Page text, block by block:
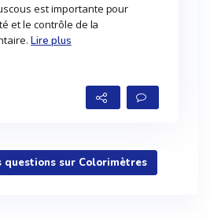
est importante pour
et le contrôle de la
Lire plus
questions sur Colorimètres